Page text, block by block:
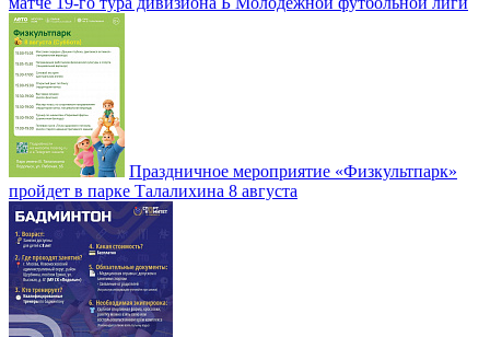
Праздничное мероприятие «Физкультпарк»
пройдет в парке Талалихина 8 августа